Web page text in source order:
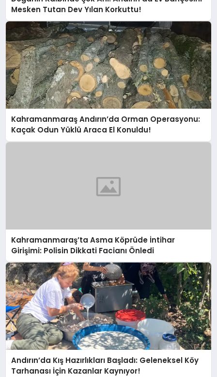
Mesken Tutan Dev Yılan Korkuttu!
Kahramanmaraş Andırın’da Orman Operasyonu:
Kaçak Odun Yüklü Araca El Konuldu!
Kahramanmaraş’ta Asma Köprüde İntihar
Girişimi: Polisin Dikkati Facianı Önledi
Andırın’da Kış Hazırlıkları Başladı: Geleneksel Köy
Tarhanası İçin Kazanlar Kaynıyor!